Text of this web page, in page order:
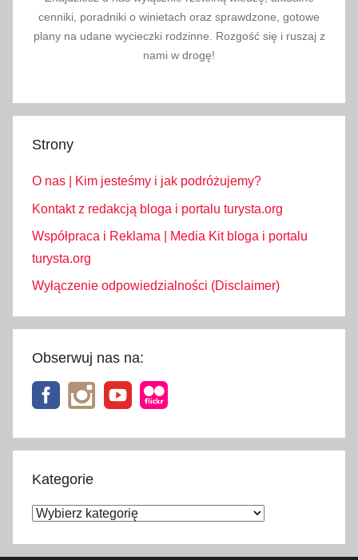
cenniki, poradniki o winietach oraz sprawdzone, gotowe
plany na udane wycieczki rodzinne. Rozgość się i ruszaj z
nami w drogę!
Strony
O nas | Kim jesteśmy i jak podróżujemy?
Kontakt z redakcją bloga i portalu turysta.org
Współpraca i Reklama | Media Kit bloga i portalu
turysta.org
Wyłączenie odpowiedzialności (Disclaimer)
Obserwuj nas na:
Kategorie
Kategorie